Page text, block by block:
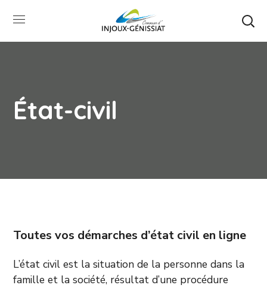
État-civil
Toutes vos démarches d’état civil en ligne
L’état civil est la situation de la personne dans la
famille et la société, résultat d’une procédure